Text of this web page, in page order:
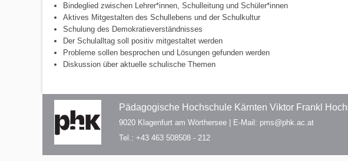
Bindeglied zwischen Lehrer*innen, Schulleitung und Schüler*innen
Aktives Mitgestalten des Schullebens und der Schulkultur
Schulung des Demokratieverständnisses
Der Schulalltag soll positiv mitgestaltet werden
Probleme sollen besprochen und Lösungen gefunden werden
Diskussion über aktuelle schulische Themen
Pädagogische Hochschule Kärnten Viktor Frankl
9020 Klagenfurt am Wörthersee | E-Mail: pms@phk.ac.at
Tel.: +43 463 508508 - 212